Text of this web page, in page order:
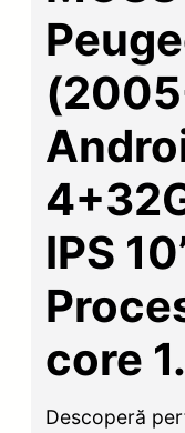
IPS
core
Descoperă